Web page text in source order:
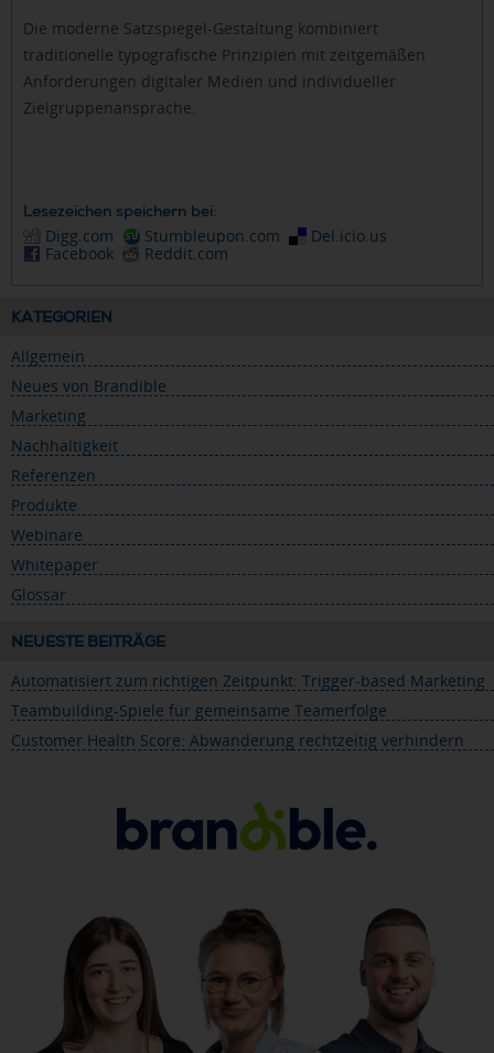
Die moderne Satzspiegel-Gestaltung kombiniert
traditionelle typografische Prinzipien mit zeitgemäßen
Anforderungen digitaler Medien und individueller
Zielgruppenansprache.
Lesezeichen speichern bei:
Digg.com Stumbleupon.com
Del.icio.us
Facebook
Reddit.com
KATEGORIEN
Allgemein
Neues von Brandible
Marketing
Nachhaltigkeit
Referenzen
Produkte
Webinare
Whitepaper
Glossar
NEUESTE BEITRÄGE
Automatisiert zum richtigen Zeitpunkt: Trigger-based Marketing
Teambuilding-Spiele für gemeinsame Teamerfolge
Customer Health Score: Abwanderung rechtzeitig verhindern